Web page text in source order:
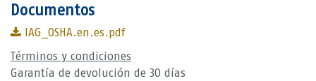
Documentos
IAG_OSHA.en.es.pdf
Términos y condiciones
Garantía de devolución de 30 días